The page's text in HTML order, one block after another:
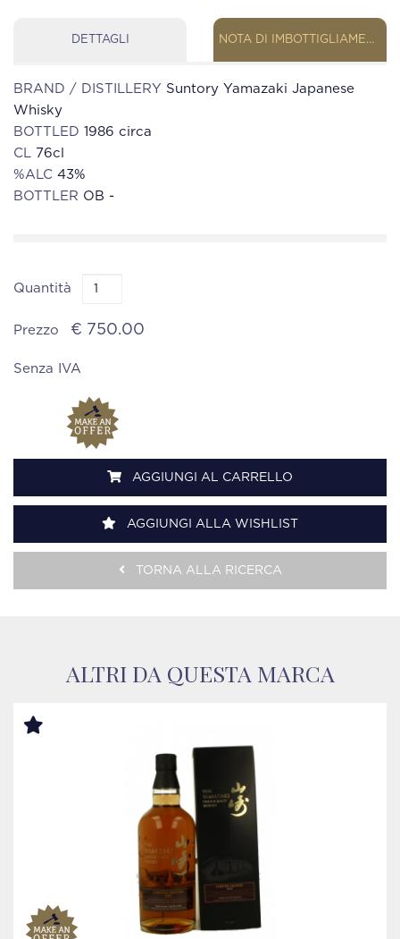
DETTAGLI NOTA DI IMBOTTIGLIAMENTO
BRAND / DISTILLERY Suntory Yamazaki Japanese
Whisky
BOTTLED 1986 circa
CL 76cl
%ALC 43%
BOTTLER OB -
Quantità
Prezzo € 750.00
Senza IVA
AGGIUNGI AL CARRELLO
AGGIUNGI ALLA WISHLIST
TORNA ALLA RICERCA
ALTRI DA QUESTA MARCA